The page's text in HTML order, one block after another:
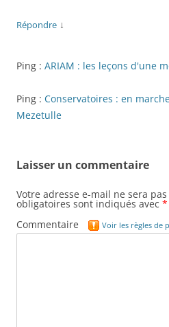
Répondre ↓
Ping : ARIAM : les leçons d'une
Ping : Conservatoires : en
Mezetulle
Laisser un commentaire
Votre adresse e-mail ne sera
obligatoires sont indiqués avec *
Commentaire
Voir les règles de